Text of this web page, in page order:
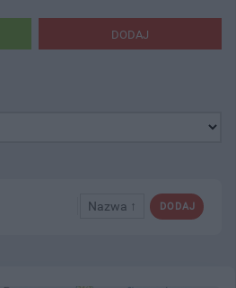
DODAJ
DODAJ
Nazwa ↑